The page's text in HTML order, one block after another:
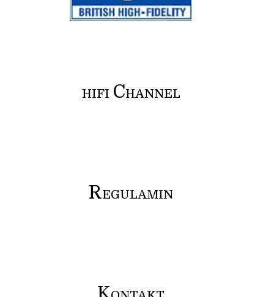
HIFI CHANNEL
REGULAMIN